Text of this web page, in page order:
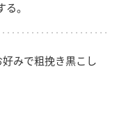
。
みで粗挽き黒こし